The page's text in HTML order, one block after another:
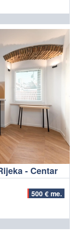
- Centar
500 € me.